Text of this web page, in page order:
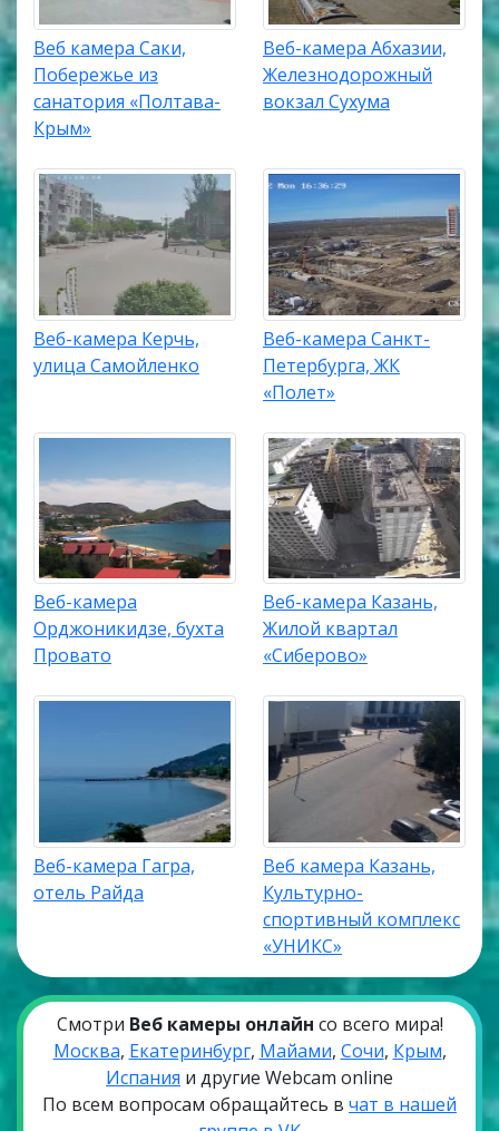
Веб камера Саки,
Побережье из
санатория «Полтава-
Крым»
Веб-камера Абхазии,
Железнодорожный
вокзал Сухума
Веб-камера Керчь,
улица Самойленко
Веб-камера Санкт-
Петербурга, ЖК
«Полет»
Веб-камера
Орджоникидзе, бухта
Провато
Веб-камера Казань,
Жилой квартал
«Сиберово»
Веб-камера Гагра,
отель Райда
Веб камера Казань,
Культурно-
спортивный комплекс
«УНИКС»
Смотри Веб камеры онлайн со всего мира!
Москва, Екатеринбург, Майами, Сочи, Крым,
Испания и другие Webcam online
По всем вопросам обращайтесь в чат в нашей